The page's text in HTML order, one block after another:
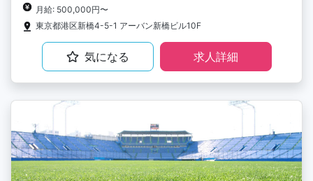
月給: 500,000円〜
東京都港区新橋4-5-1 アーバン新橋ビル10F
気になる 求人詳細